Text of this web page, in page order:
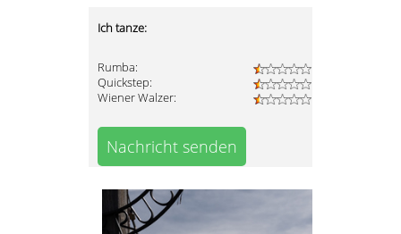
Ich tanze:
Rumba:
Quickstep:
Wiener Walzer:
Nachricht senden